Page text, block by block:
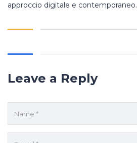
approccio digitale e contemporaneo.
Leave a Reply